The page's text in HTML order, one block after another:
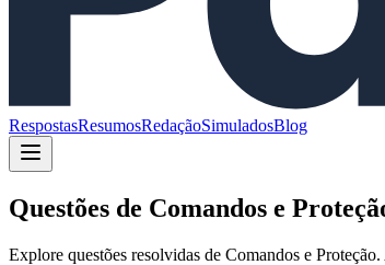
RespostasResumosRedaçãoSimuladosBlog
Questões de Comandos e
Explore questões resolvidas de Comandos e Proteção.